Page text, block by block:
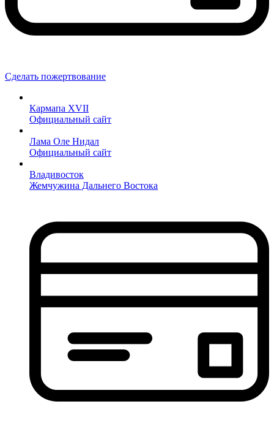
Сделать пожертвование
Кармапа XVII
Официальный сайт
Лама Оле Нидал
Официальный сайт
Владивосток
Жемчужина Дальнего Востока